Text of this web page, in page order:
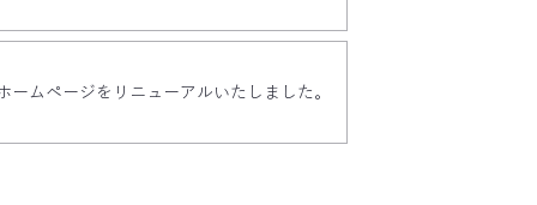
ームページをリニューアルいたしました。